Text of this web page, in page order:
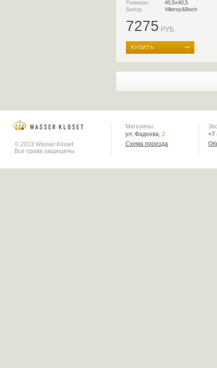
Размеры:
40,5х40,5
Бренд:
Villeroy&Boch
7275 РУБ.
КУПИТЬ
© 2013 Wasser Kloset
Все права защищены
Магазины:
ул. Фадеева, 2
Схема проезда
+7